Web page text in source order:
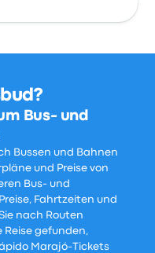
Bus- und
Bussen und Bahnen
und Preise von
Bus- und
Fahrtzeiten und
nach Routen
Reise gefunden,
Marajó-Tickets